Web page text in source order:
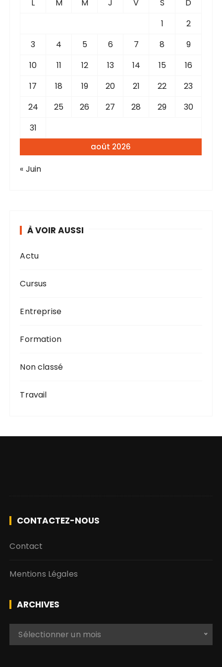
août 2026
L M M J V S
D
1
2
3
4 5 6 7 8
9
10
11 12 13 14 15
16
17
18 19 20 21 22
23
24
25 26 27 28 29
30
31
« Juin
À VOIR AUSSI
Actu
Cursus
Entreprise
Formation
Non classé
Travail
CONTACTEZ-NOUS
Contact
Mentions Légales
ARCHIVES
Sélectionner un mois